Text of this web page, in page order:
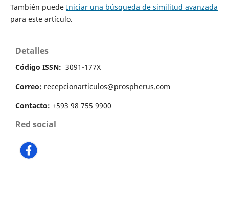
También puede Iniciar una búsqueda de similitud avanzada
para este artículo.
Detalles
Código ISSN: 3091-177X
Correo: recepcionarticulos@prospherus.com
Contacto: +593 98 755 9900
Red social